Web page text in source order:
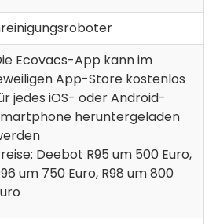
Ecovacs-App kann im
App-Store kostenlos
jedes iOS- oder Android-
heruntergeladen
Deebot R95 um 500 Euro,
um 750 Euro, R98 um 800